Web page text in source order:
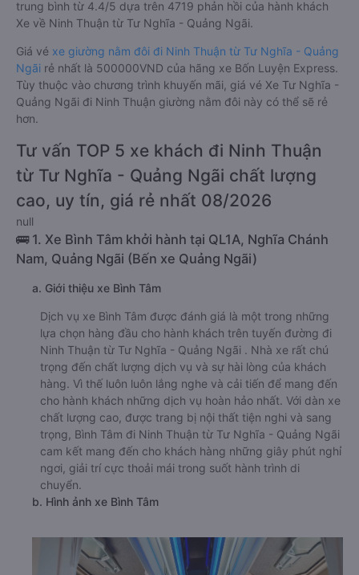
trung bình từ 4.4/5 dựa trên 4719 phản hồi của hành khách
Xe về Ninh Thuận từ Tư Nghĩa - Quảng Ngãi.
Giá vé xe giường nằm đôi đi Ninh Thuận từ Tư Nghĩa - Quảng
Ngãi rẻ nhất là 500000VND của hãng xe Bốn Luyện Express.
Tùy thuộc vào chương trình khuyến mãi, giá vé Xe Tư Nghĩa -
Quảng Ngãi đi Ninh Thuận giường nằm đôi này có thể sẽ rẻ
hơn.
Tư vấn TOP 5 xe khách đi Ninh Thuận
từ Tư Nghĩa - Quảng Ngãi chất lượng
cao, uy tín, giá rẻ nhất 08/2026
null
🚌 1. Xe Bình Tâm khởi hành tại QL1A, Nghĩa Chánh
Nam, Quảng Ngãi (Bến xe Quảng Ngãi)
a. Giới thiệu xe Bình Tâm
Dịch vụ xe Bình Tâm được đánh giá là một trong những
lựa chọn hàng đầu cho hành khách trên tuyến đường đi
Ninh Thuận từ Tư Nghĩa - Quảng Ngãi . Nhà xe rất chú
trọng đến chất lượng dịch vụ và sự hài lòng của khách
hàng. Vì thế luôn luôn lắng nghe và cải tiến để mang đến
cho hành khách những dịch vụ hoàn hảo nhất. Với dàn xe
chất lượng cao, được trang bị nội thất tiện nghi và sang
trọng, Bình Tâm đi Ninh Thuận từ Tư Nghĩa - Quảng Ngãi
cam kết mang đến cho khách hàng những giây phút nghỉ
ngơi, giải trí cực thoải mái trong suốt hành trình di
chuyển.
b. Hình ảnh xe Bình Tâm